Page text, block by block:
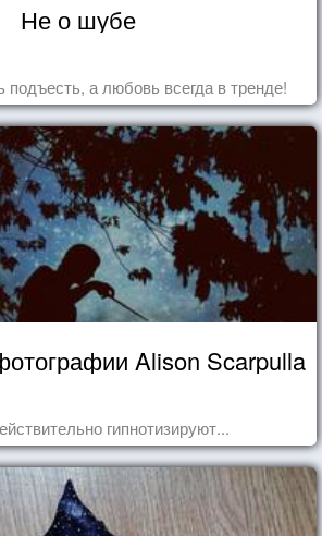
Не о шубе
а любовь всегда в тренде!
Alison Scarpulla
гипнотизируют...